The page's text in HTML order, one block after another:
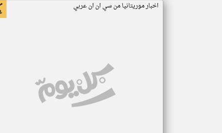
اخبار موريتانيا من سي ان ان عربي